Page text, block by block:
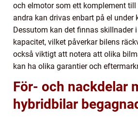
och elmotor som ett komplement till
andra kan drivas enbart på el under
Dessutom kan det finnas skillnader
kapacitet, vilket påverkar bilens
också viktigt att notera att olika
kan ha olika garantier och
För- och nackdelar
hybridbilar